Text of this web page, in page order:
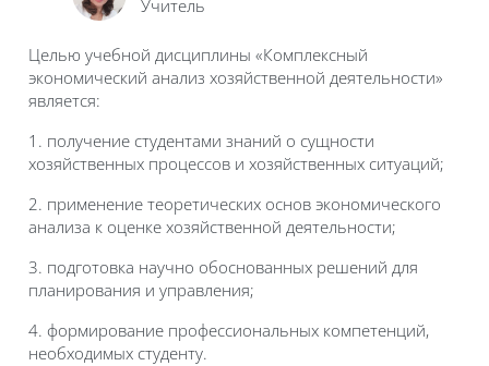
Учитель
Целью учебной дисциплины «Комплексный
экономический анализ хозяйственной деятельности»
является:
1. получение студентами знаний о сущности
хозяйственных процессов и хозяйственных ситуаций;
2. применение теоретических основ экономического
анализа к оценке хозяйственной деятельности;
3. подготовка научно обоснованных решений для
планирования и управления;
4. формирование профессиональных компетенций,
необходимых студенту.